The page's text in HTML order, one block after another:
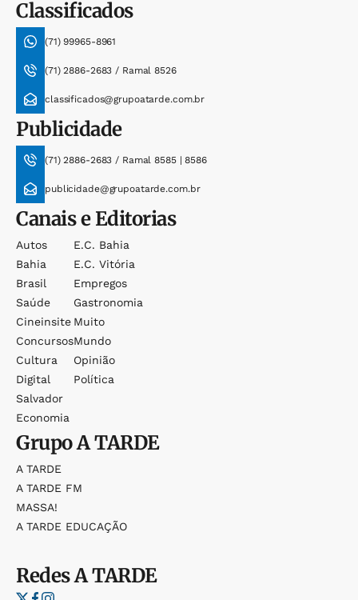
Classificados
(71) 99965-8961
(71) 2886-2683 / Ramal 8526
classificados@grupoatarde.com.br
Publicidade
(71) 2886-2683 / Ramal 8585 | 8586
publicidade@grupoatarde.com.br
Canais e Editorias
Autos
Bahia
Brasil
Saúde
Cineinsite
Concursos
Cultura
Digital
Salvador
Economia
E.c. Bahia
E.c. Vitória
Empregos
Gastronomia
Muito
Mundo
Opinião
Política
GrupoA TARDE
A TARDE
A TARDE FM
MASSA!
A TARDE EDUCAÇÃO
RedesA TARDE